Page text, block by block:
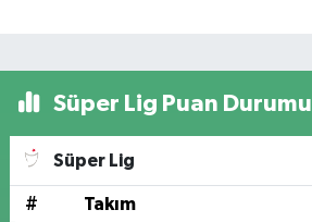
Süper Lig Puan Durumu
Süper Lig
# Takım